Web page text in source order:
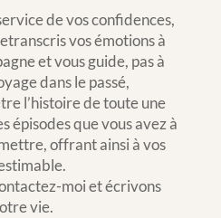
de vos confidences,
vos émotions à
et vous guide, pas à
dans le passé,
l’histoire de toute une
épisodes que vous avez à
offrant ainsi à vos
moi et écrivons
vie.